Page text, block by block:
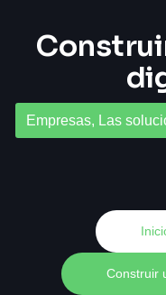
Empresas, Las
Construir